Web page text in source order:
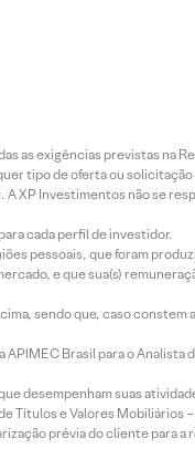
as exigências previstas na
tipo de oferta ou
XP Investimentos não se
cada perfil de investidor.
pessoais, que foram
e que sua(s)
sendo que, caso constem
Brasil para o
desempenham suas
e Valores Mobiliários
prévia do cliente para a